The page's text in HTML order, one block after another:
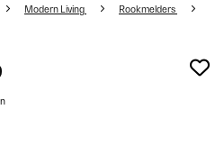
Modern Living Rookmelders